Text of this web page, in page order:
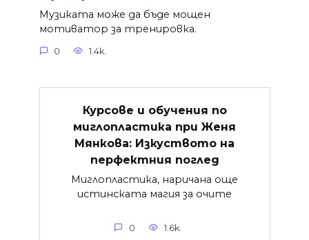
Музиката може да бъде мощен
мотиватор за тренировка.
0 1.4k.
Курсове и обучения по
миглопластика при Женя
Мянкова: Изкуството на
перфектния поглед
Миглопластика, наричана още
истинската магия за очите
0 1.6k.